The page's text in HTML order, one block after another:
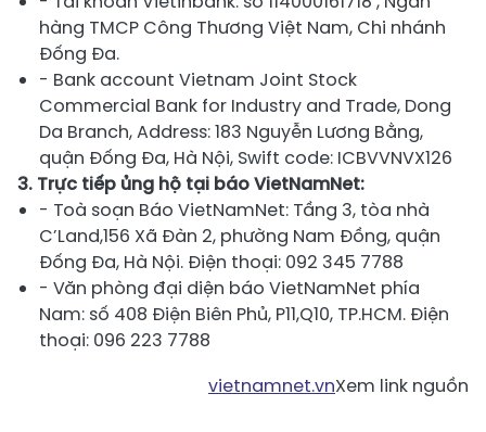
hàng TMCP Công Thương Việt Nam, Chi nhánh
Đống Đa.
- Bank account Vietnam Joint Stock
Commercial Bank for Industry and Trade, Dong
Da Branch, Address: 183 Nguyễn Lương Bằng,
quận Đống Đa, Hà Nội, Swift code: ICBVVNVX126
3. Trực tiếp ủng hộ tại báo VietNamNet:
- Toà soạn Báo VietNamNet: Tầng 3, tòa nhà
C’Land,156 Xã Đàn 2, phường Nam Đồng, quận
Đống Đa, Hà Nội. Điện thoại: 092 345 7788
- Văn phòng đại diện báo VietNamNet phía
Nam: số 408 Điện Biên Phủ, P11,Q10, TP.HCM. Điện
thoại: 096 223 7788
vietnamnet.vnXem link nguồn